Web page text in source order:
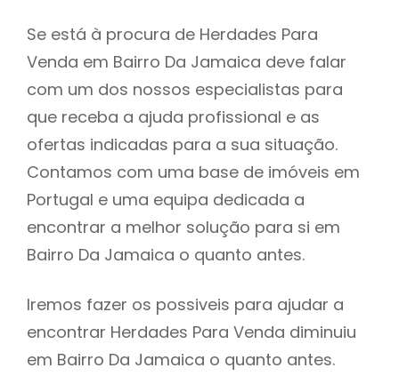
Se está à procura de Herdades Para
Venda em Bairro Da Jamaica deve falar
com um dos nossos especialistas para
que receba a ajuda profissional e as
ofertas indicadas para a sua situação.
Contamos com uma base de imóveis em
Portugal e uma equipa dedicada a
encontrar a melhor solução para si em
Bairro Da Jamaica o quanto antes.
Iremos fazer os possiveis para ajudar a
encontrar Herdades Para Venda diminuiu
em Bairro Da Jamaica o quanto antes.